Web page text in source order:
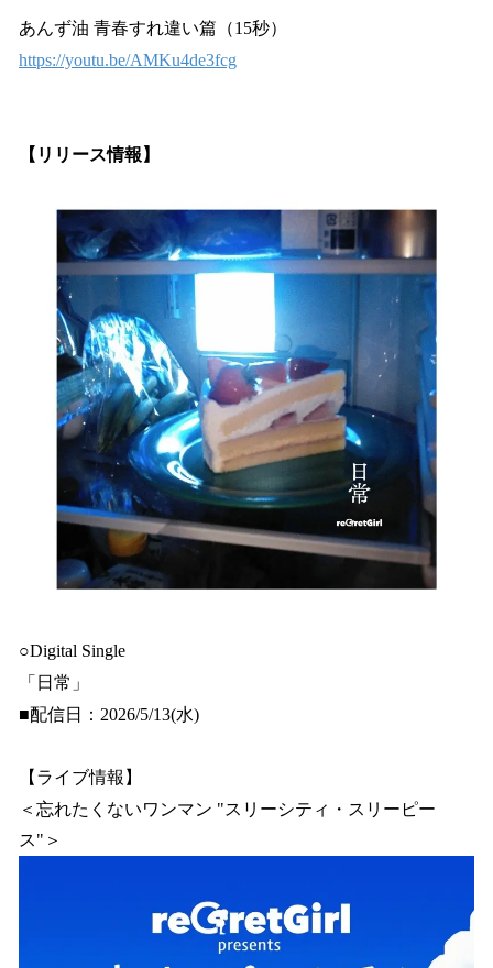
あんず油 青春すれ違い篇（15秒）
https://youtu.be/AMKu4de3fcg
【リリース情報】
○Digital Single
「日常」
■配信日：2026/5/13(水)
【ライブ情報】
＜忘れたくないワンマン "スリーシティ・スリーピー
ス"＞